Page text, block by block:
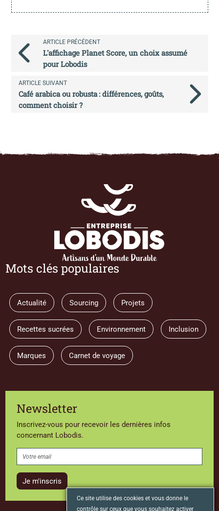
ARTICLE PRÉCÉDENT
L'affichage Planet Score, un choix assumé
pour Lobodis
ARTICLE SUIVANT
Café arabica ou robusta : différences, goûts,
comment choisir ?
Mots clés populaires
Actualité Sourcing Projets
Recettes sucrées Environnement Inclusion
Marques Carnet de voyage
Newsletter
Inscrivez-vous pour recevoir les dernières infos
concernant Lobodis.
Je m'inscris
Ce site utilise des cookies et vous donne le
contrôle sur ceux que vous souhaitez activer